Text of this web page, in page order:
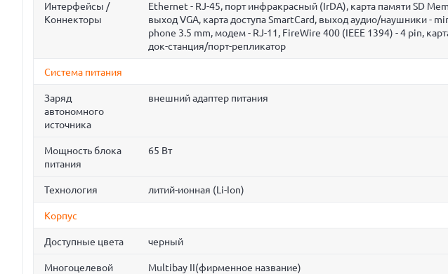
Интерфейсы /
Коннекторы
Ethernet - RJ-45, порт инфракрасный (IrDA), карта памяти SD
выход VGA, карта доступа SmartCard, выход аудио/наушники -
phone 3.5 mm, модем - RJ-11, FireWire 400 (IEEE 1394) - 4 pin,
док-станция/порт-репликатор
Система питания
Заряд
автономного
источника
внешний адаптер питания
Мощность блока
питания
65 Вт
Технология литий-ионная (Li-Ion)
Корпус
Доступные цвета черный
Многоцелевой
Multibay II(фирменное название)